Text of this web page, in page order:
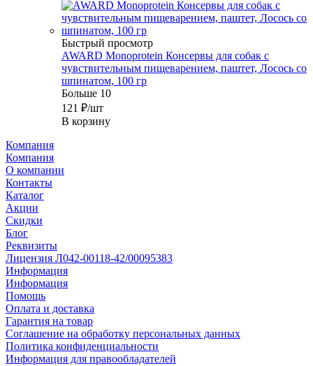
Быстрый просмотр
AWARD Monoprotein Консервы для собак с
чувствительным пищеварением, паштет, Лосось со
шпинатом, 100 гр
Больше 10
121 ₽/шт
В корзину
Компания
Компания
О компании
Контакты
Каталог
Акции
Скидки
Блог
Реквизиты
Лицензия Л042-00118-42/00095383
Информация
Информация
Помощь
Оплата и доставка
Гарантия на товар
Соглашение на обработку персональных данных
Политика конфиденциальности
Информация для правообладателей